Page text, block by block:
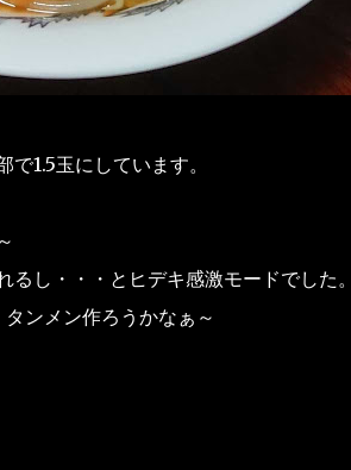
1.5玉にしています。
し・・・とヒデキ感激モードでした。
ンメン作ろうかなぁ～